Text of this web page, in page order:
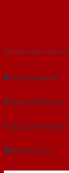
Với kinh nghiệm nhiêu
Gửi yêu cầu tư vấn
Tải báo giá tổng hợp
Yêu cầu gọi lại (3 phút)
Dành cho đại lý